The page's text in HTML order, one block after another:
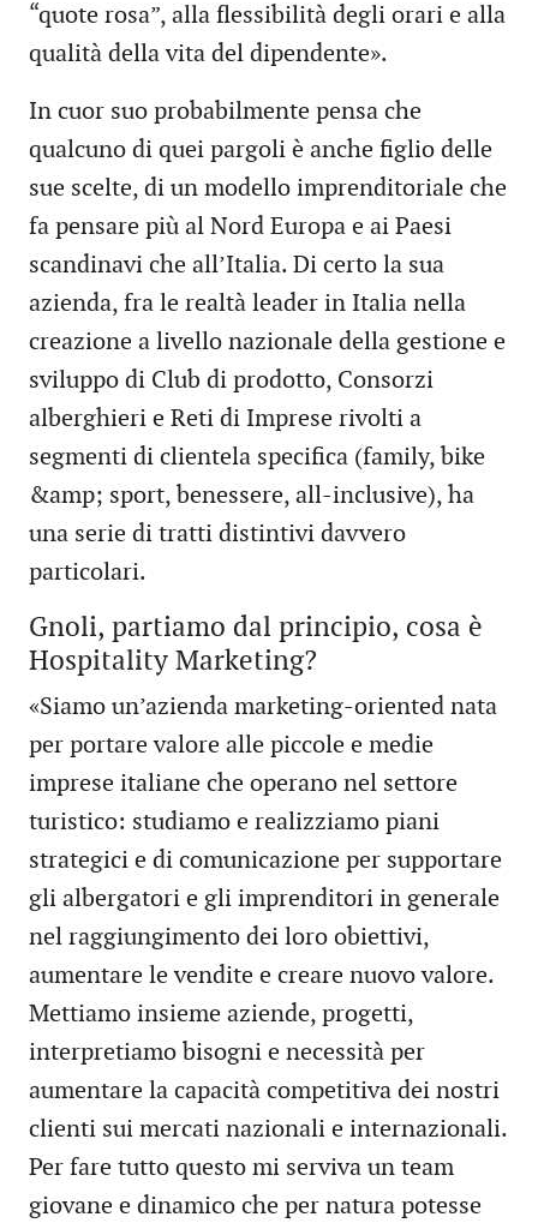
“quote rosa”, alla flessibilità degli orari e alla
qualità della vita del dipendente».
In cuor suo probabilmente pensa che
qualcuno di quei pargoli è anche figlio delle
sue scelte, di un modello imprenditoriale che
fa pensare più al Nord Europa e ai Paesi
scandinavi che all’Italia. Di certo la sua
azienda, fra le realtà leader in Italia nella
creazione a livello nazionale della gestione e
sviluppo di Club di prodotto, Consorzi
alberghieri e Reti di Imprese rivolti a
segmenti di clientela specifica (family, bike
&amp; sport, benessere, all-inclusive), ha
una serie di tratti distintivi davvero
particolari.
Gnoli, partiamo dal principio, cosa è
Hospitality Marketing?
«Siamo un’azienda marketing-oriented nata
per portare valore alle piccole e medie
imprese italiane che operano nel settore
turistico: studiamo e realizziamo piani
strategici e di comunicazione per supportare
gli albergatori e gli imprenditori in generale
nel raggiungimento dei loro obiettivi,
aumentare le vendite e creare nuovo valore.
Mettiamo insieme aziende, progetti,
interpretiamo bisogni e necessità per
aumentare la capacità competitiva dei nostri
clienti sui mercati nazionali e internazionali.
Per fare tutto questo mi serviva un team
giovane e dinamico che per natura potesse